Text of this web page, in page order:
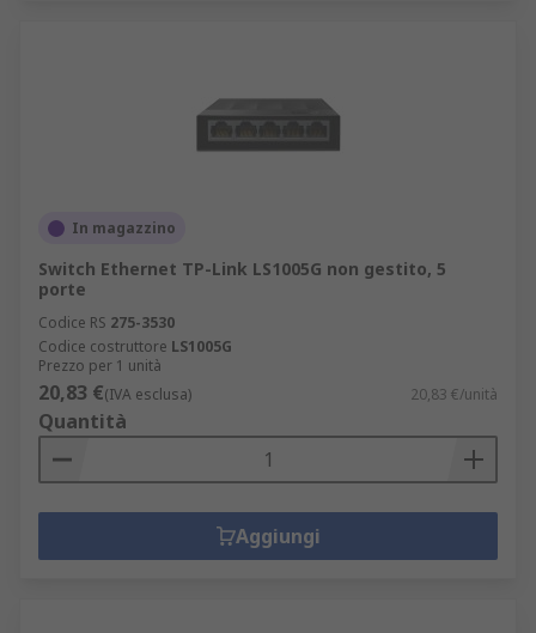
In magazzino
Switch Ethernet TP-Link LS1005G non gestito, 5
porte
Codice RS 275-3530
Codice costruttore LS1005G
Prezzo per 1 unità
20,83 €(IVA esclusa) 20,83 €/unità
Quantità
Aggiungi